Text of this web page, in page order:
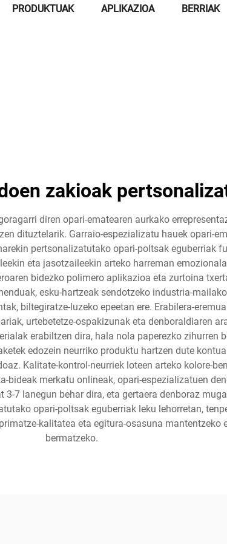
PRODUKTUAK APLIKAZIOA BERRIAK
zakioak
diren opari-ematearen aurkako
dituztelarik. Garraio-espezializatu hauek opari-
pertsonalizatutako opari-poltsak eguberriak
eta jasotzaileekin arteko harreman
bidezko polimero aplikazioa eta zurtoina
esku-hartzeak sendotzeko industria-
biltegiratze-luzeko epeetan ere. Erabilera-
urtebetetze-ospakizunak eta denboraldiaren
erabiltzen dira, hala nola paperezko zihurren
edozein neurriko produktu hartzen dute
Kalitate-kontrol-neurriek loteen arteko kolore-
bideak merkatu onlineak, opari-espezializatuen
7 lanegun behar dira, eta gertaera denboraz
opari-poltsak eguberriak leku lehorretan,
kalitatea eta egitura-osasuna
bermatzeko.